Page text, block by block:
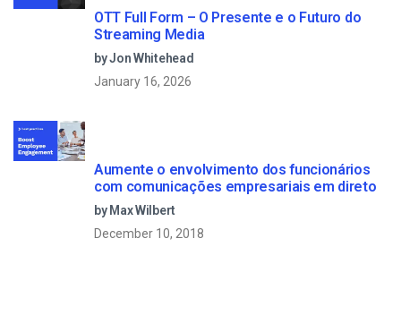
OTT Full Form – O Presente e o Futuro do
Streaming Media
by Jon Whitehead
January 16, 2026
Aumente o envolvimento dos funcionários
com comunicações empresariais em direto
by Max Wilbert
December 10, 2018